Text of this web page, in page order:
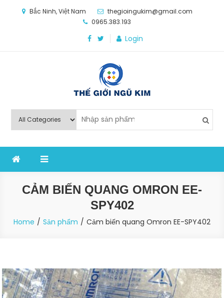
Bắc Ninh, Việt Nam
thegioingukim@gmail.com
0965.383.193
Login
Thế Giới Ngũ Kim
nghiệp sản xuất
CẢM BIẾN QUANG OMRON EE-
SPY402
Home Sản phẩm Cảm biến quang Omron EE-SPY402